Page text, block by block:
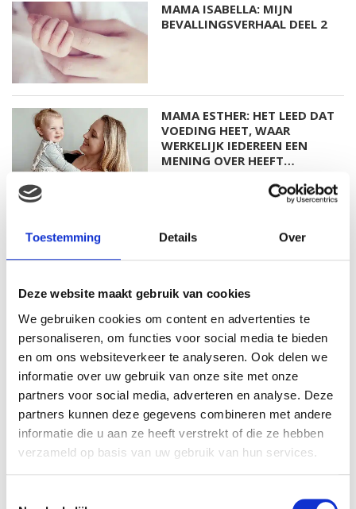
Toestemming Details Over
Deze website maakt gebruik van cookies
We gebruiken cookies om content en advertenties te
personaliseren, om functies voor social media te bieden
en om ons websiteverkeer te analyseren. Ook delen we
informatie over uw gebruik van onze site met onze
partners voor social media, adverteren en analyse. Deze
partners kunnen deze gegevens combineren met andere
informatie die u aan ze heeft verstrekt of die ze hebben
verzameld op basis van uw gebruik van hun services.
MAMA ISABELLA: MIJN
BEVALLINGSVERHAAL DEEL 2
MAMA ESTHER: HET LEED DAT
VOEDING HEET, WAAR
WERKELIJK IEDEREEN EEN
MENING OVER HEEFT…
RAAKTE IK ZWANGER VAN
MAMA ISABELLA: MIJN
BEVALLINGSVERHAAL DEEL 1
MAMA ALYSIA: IK KREEG
HERHAALDE MISKRAMEN, IK
VOELDE ME EEN